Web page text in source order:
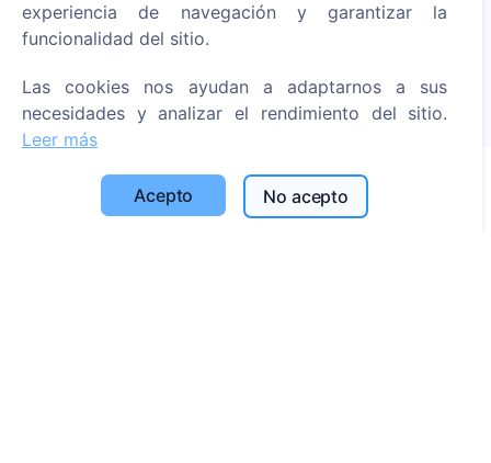
Enciende una vela digital - planta un árbol!
Árboles plantados
1390
Información
experiencia de navegación y garantizar la
funcionalidad del sitio.
Las cookies nos ayudan a adaptarnos a sus
necesidades y analizar el rendimiento del sitio.
Leer más
Acepto No acepto